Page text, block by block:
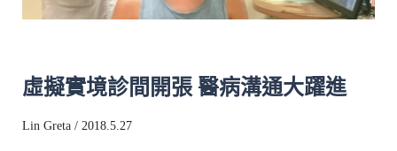
虛擬實境診間開張 醫病溝通大躍進
Lin Greta / 2018.5.27